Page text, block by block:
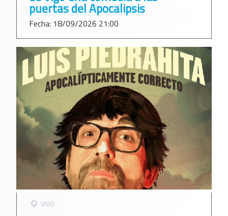
puertas del Apocalipsis
Fecha: 18/09/2026 21:00
VIGO